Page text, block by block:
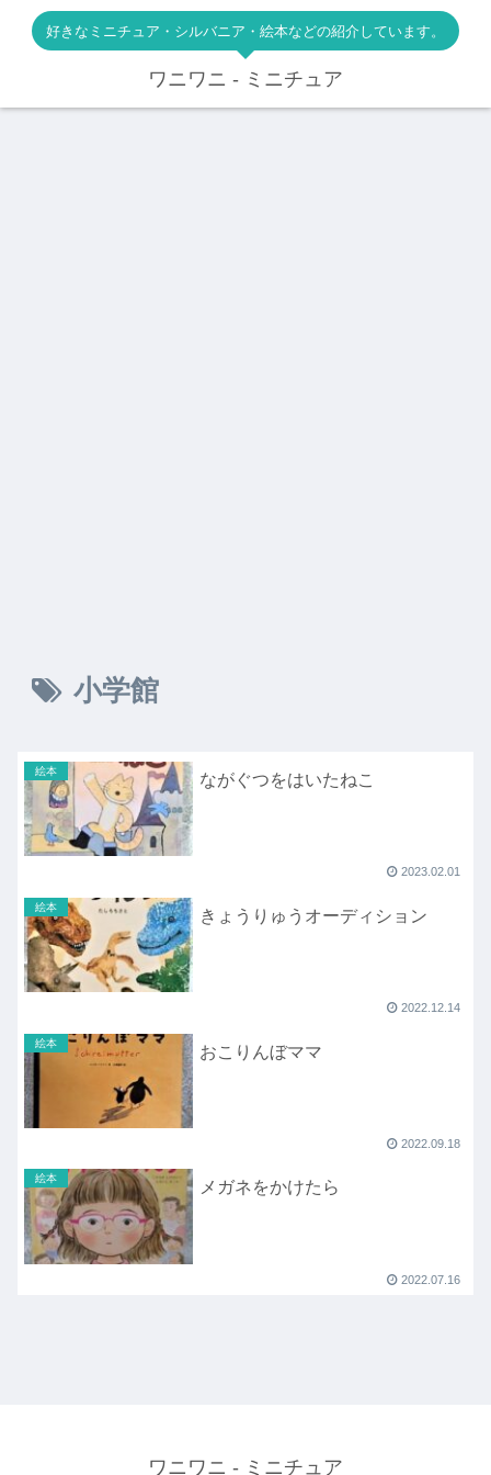
好きなミニチュア・シルバニア・絵本などの紹介しています。
ワニワニ - ミニチュア
小学館
絵本 ながぐつをはいたねこ
2023.02.01
絵本 きょうりゅうオーディション
2022.12.14
絵本 おこりんぼママ
2022.09.18
絵本 メガネをかけたら
2022.07.16
ワニワニ - ミニチュア